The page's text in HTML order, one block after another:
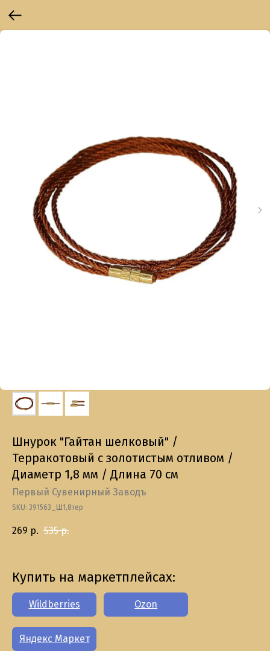
Шнурок "Гайтан шелковый" /
Терракотовый с золотистым отливом /
Диаметр 1,8 мм / Длина 70 см
Первый Сувенирный Заводъ
SKU: 391563_Ш1,8тер
269 р. 535 р.
Купить на маркетплейсах:
Wildberries Ozon
Яндекс Маркет